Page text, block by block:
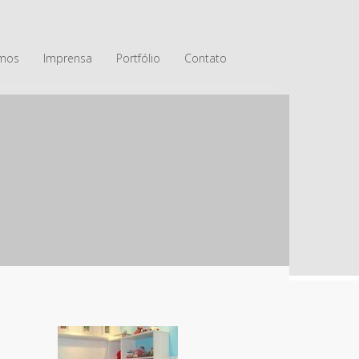
Imprensa Portfólio Contato